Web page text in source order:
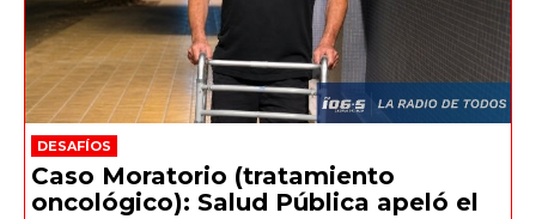
DESAFÍOS
Caso Moratorio (tratamiento
oncológico): Salud Pública apeló el